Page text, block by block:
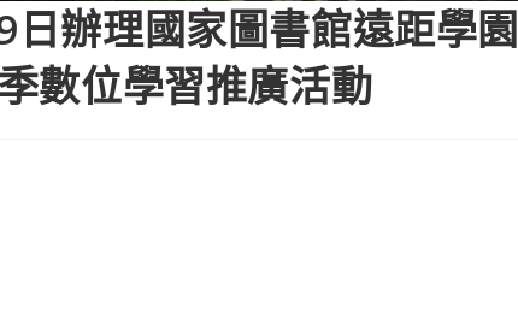
辦理國家圖書館遠距學園
數位學習推廣活動